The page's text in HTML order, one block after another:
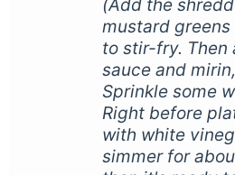
(Add the
mustard
to stir-fry. Then
sauce and
Sprinkle some
Right before
with white
simmer for